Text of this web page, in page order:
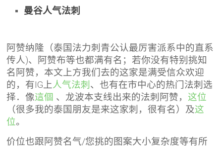
曼谷人气法刺
阿赞纳隆（泰国法力刺青公认最厉害派系中的直系
传人)、阿赞布等也都满有名；若你没有特别挑知
名阿赞，本文上方我们去的这家是满受信众欢迎
的，有IG上人气法刺 、也有在市中心的热门法刺选
择．像這個 、龙波本支线出来的法刺阿赞， 这位
（很多我的泰国朋友是来这家刺，很有名）及这
位。
价位也跟阿赞名气/您挑的图案大小复杂度等有所